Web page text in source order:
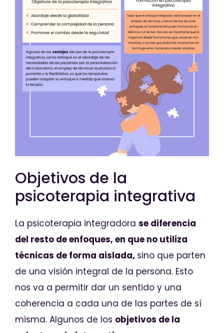
Objetivos de la
psicoterapia integrativa
La psicoterapia integradora se diferencia
del resto de enfoques, en que no utiliza
técnicas de forma aislada, sino que parten
de una visión integral de la persona. Esto
nos va a permitir dar un sentido y una
coherencia a cada una de las partes de sí
misma. Algunos de los objetivos de la